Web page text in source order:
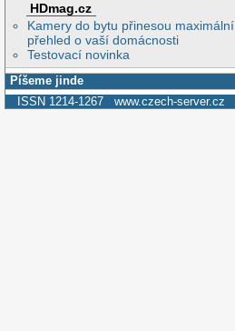
HDmag.cz
Kamery do bytu přinesou maximální
přehled o vaší domácnosti
Testovací novinka
Píšeme jinde
ISSN 1214-1267 www.czech-server.cz